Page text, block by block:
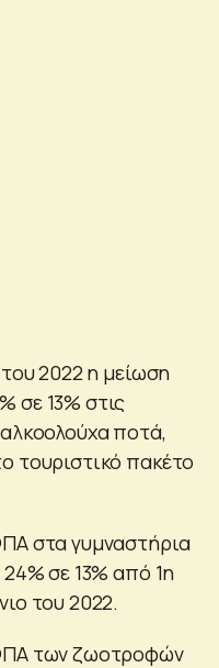
του 2022 η μείωση
σε 13% στις
ποτά,
τουριστικό πακέτο
στα γυμναστήρια
σε 13% από 1η
του 2022.
των ζωοτροφών